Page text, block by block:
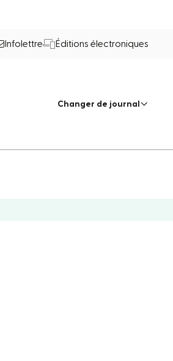
Infolettre Éditions électroniques
Changer de journal